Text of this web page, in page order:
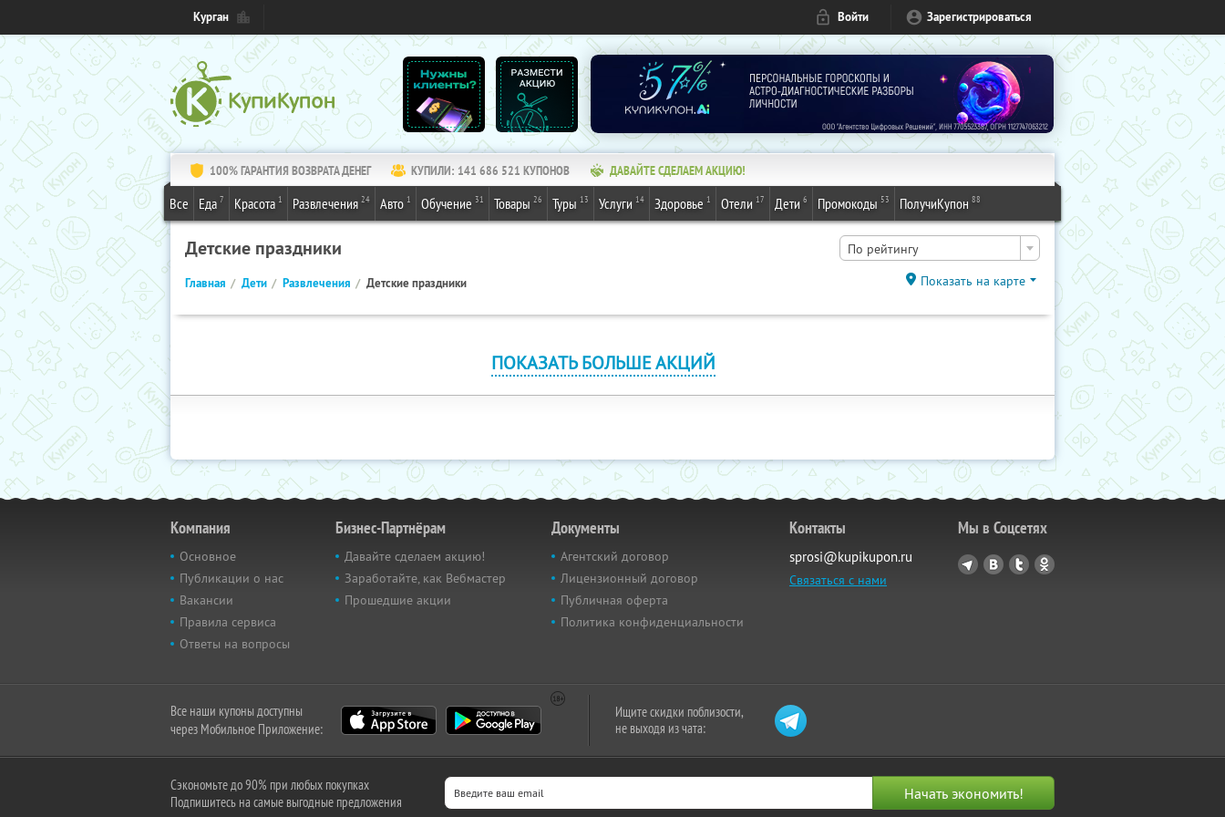
Курган Войти Зарегистрироваться
100% ГАРАНТИЯ ВОЗВРАТА ДЕНЕГ КУПИЛИ: 141 686 521 КУПОНОВ ДАВАЙТЕ СДЕЛАЕМ АКЦИЮ!
Все Еда 7 Красота 1 Развлечения 24 Авто 1 Обучение 31 Товары 26 Туры 13 Услуги 14 Здоровье 1 Отели 17 Дети 6 Промокоды 53 ПолучиКупон 88
Детские праздники По рейтингу
Главная Дети Развлечения Детские праздники Показать на карте
ПОКАЗАТЬ БОЛЬШЕ АКЦИЙ
Компания
Основное
Публикации о нас
Вакансии
Правила сервиса
Ответы на вопросы
Бизнес-Партнёрам
Давайте сделаем акцию!
Заработайте, как Вебмастер
Прошедшие акции
Документы
Агентский договор
Лицензионный договор
Публичная оферта
Политика конфиденциальности
Контакты
sprosi@kupikupon.ru
Связаться с нами
Мы в Соцсетях
Все наши купоны доступны
через Мобильное Приложение:
Ищите скидки поблизости,
не выходя из чата:
Сэкономьте до 90% при любых покупках
Подпишитесь на самые выгодные предложения